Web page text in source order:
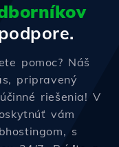
pomoc? Náš
pripravený
riešenia! V
vám
s